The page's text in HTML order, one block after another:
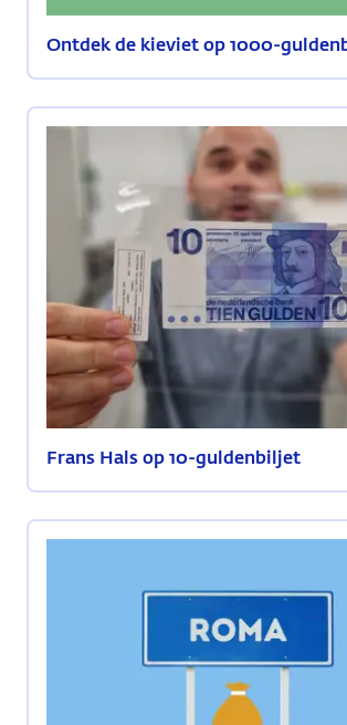
Ontdek de kieviet op 1000-
Frans Hals op 10-guldenbiljet